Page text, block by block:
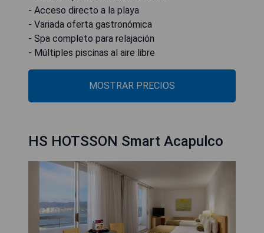
- Acceso directo a la playa
- Variada oferta gastronómica
- Spa completo para relajación
- Múltiples piscinas al aire libre
MOSTRAR PRECIOS
HS HOTSSON Smart Acapulco